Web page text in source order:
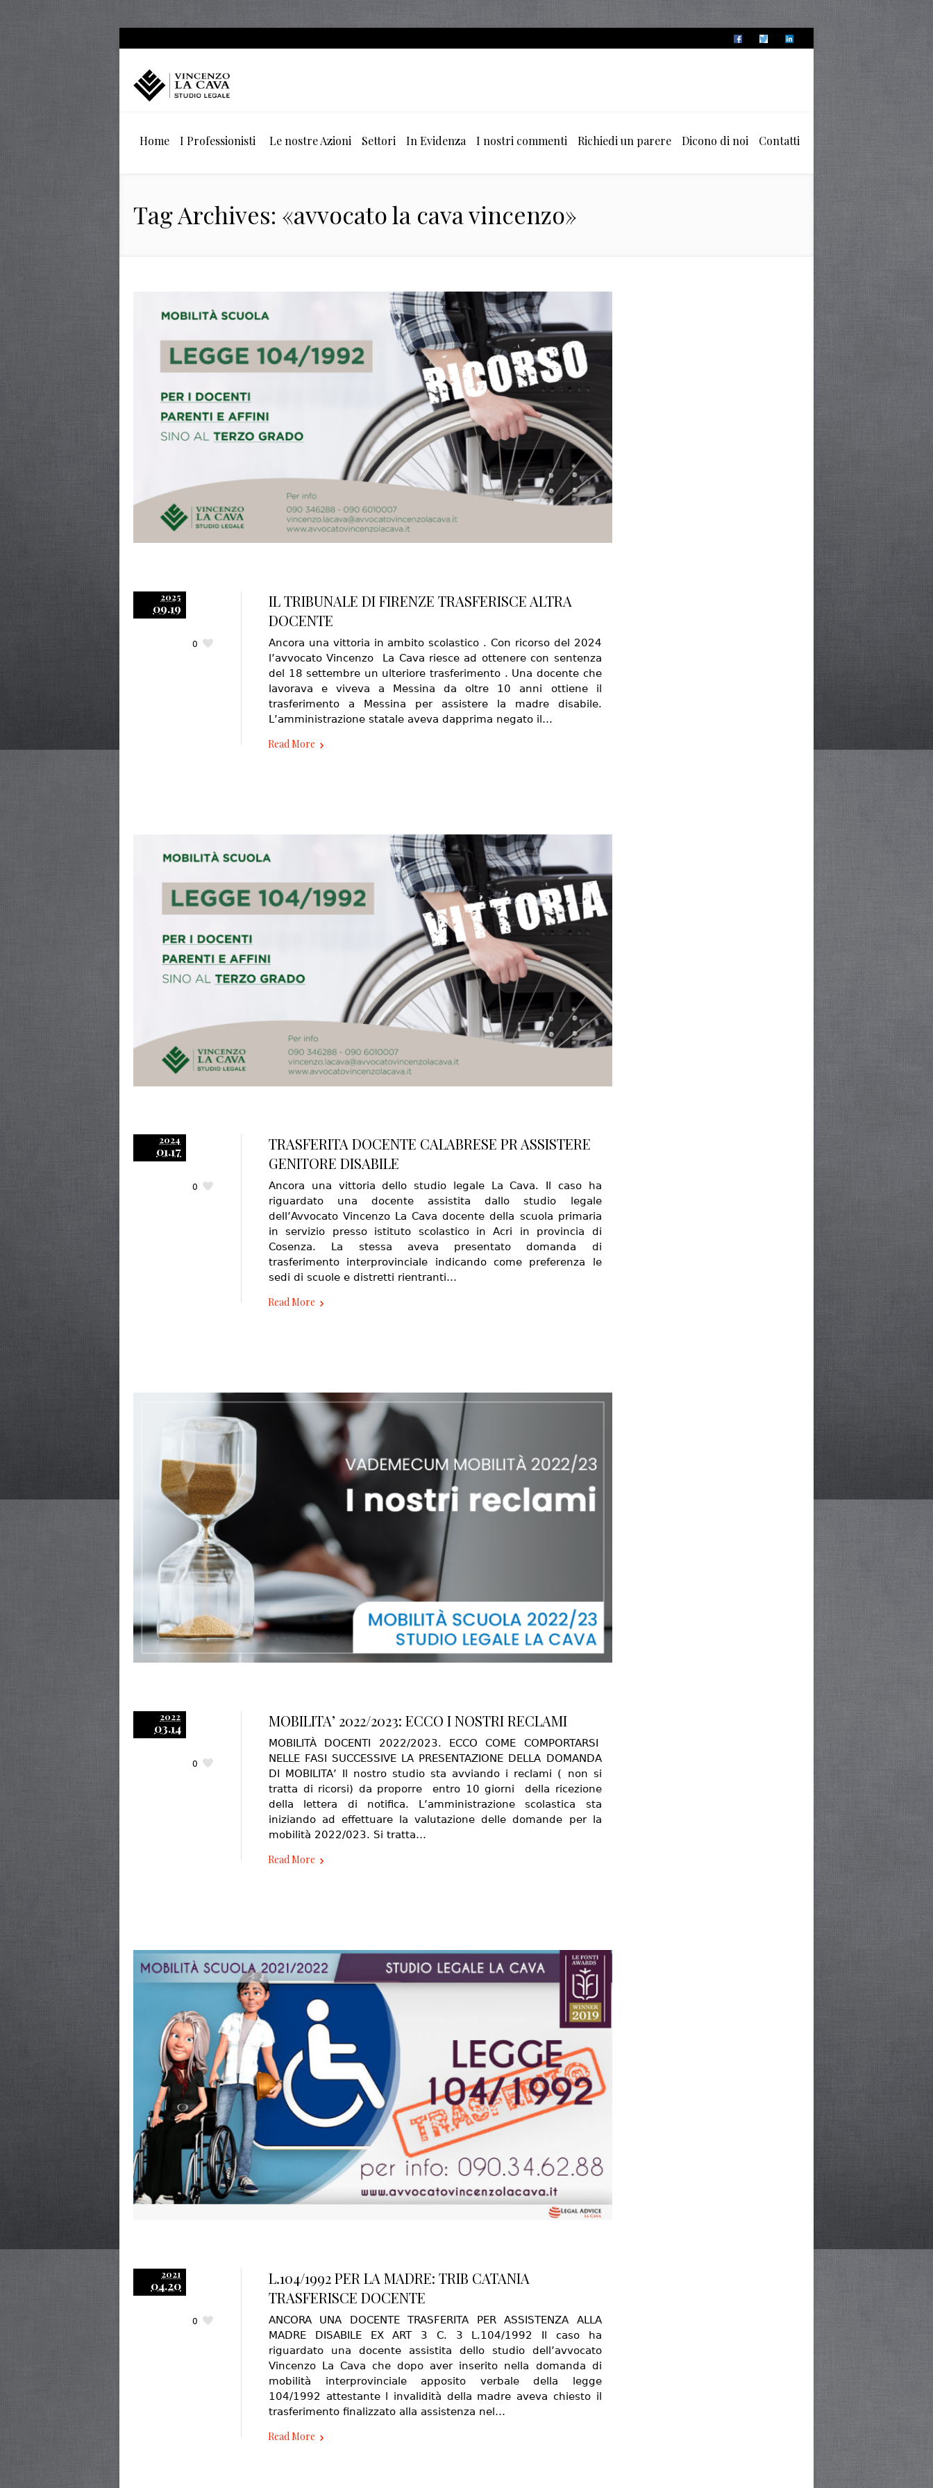
Home I Professionisti Le nostre Azioni Settori In Evidenza I nostri commenti Richiedi un parere Dicono di noi Contatti
Tag Archives: «avvocato la cava vincenzo»
2025
09.19
0
IL TRIBUNALE DI FIRENZE TRASFERISCE ALTRA
DOCENTE
Ancora una vittoria in ambito scolastico . Con ricorso del 2024
l’avvocato Vincenzo La Cava riesce ad ottenere con sentenza
del 18 settembre un ulteriore trasferimento . Una docente che
lavorava e viveva a Messina da oltre 10 anni ottiene il
trasferimento a Messina per assistere la madre disabile.
L’amministrazione statale aveva dapprima negato il…
Read More
2024
01.17
0
TRASFERITA DOCENTE CALABRESE PR ASSISTERE
GENITORE DISABILE
Ancora una vittoria dello studio legale La Cava. Il caso ha
riguardato una docente assistita dallo studio legale
dell’Avvocato Vincenzo La Cava docente della scuola primaria
in servizio presso istituto scolastico in Acri in provincia di
Cosenza. La stessa aveva presentato domanda di
trasferimento interprovinciale indicando come preferenza le
sedi di scuole e distretti rientranti…
Read More
2022
03.14
0
MOBILITA’ 2022/2023: ECCO I NOSTRI RECLAMI
MOBILITÀ DOCENTI 2022/2023. ECCO COME COMPORTARSI
NELLE FASI SUCCESSIVE LA PRESENTAZIONE DELLA DOMANDA
DI MOBILITA’ Il nostro studio sta avviando i reclami ( non si
tratta di ricorsi) da proporre entro 10 giorni della ricezione
della lettera di notifica. L’amministrazione scolastica sta
iniziando ad effettuare la valutazione delle domande per la
mobilità 2022/023. Si tratta…
Read More
2021
04.20
0
L.104/1992 PER LA MADRE: TRIB CATANIA
TRASFERISCE DOCENTE
ANCORA UNA DOCENTE TRASFERITA PER ASSISTENZA ALLA
MADRE DISABILE EX ART 3 C. 3 L.104/1992 Il caso ha
riguardato una docente assistita dello studio dell’avvocato
Vincenzo La Cava che dopo aver inserito nella domanda di
mobilità interprovinciale apposito verbale della legge
104/1992 attestante l invalidità della madre aveva chiesto il
trasferimento finalizzato alla assistenza nel…
Read More